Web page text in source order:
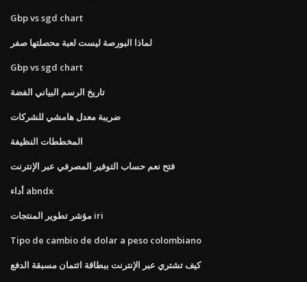
Gbp vs sgd chart
لماذا البورصة ليست لعبة محصلتها صفر
Gbp vs sgd chart
تاريخ الرسم البياني الفضة
ضريبة معدل هامشي للشركات
المخططات النظيفة
فتح نعم حساب التوفير المصرفي عبر الإنترنت
أداء abndx
مؤشر تطوير المنتجات iri
Tipo de cambio de dolar a peso colombiano
كيف تشتري عبر الإنترنت ببطاقة ائتمان مسبقة الدفع